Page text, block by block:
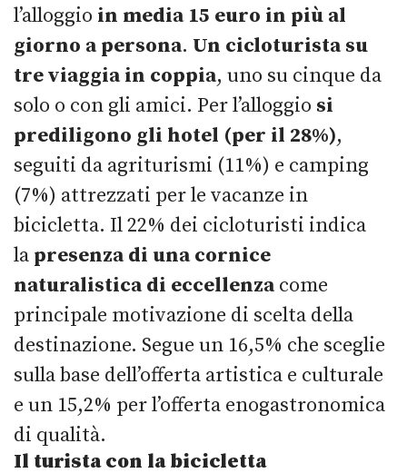
l’alloggio in media 15 euro in più al
giorno a persona. Un cicloturista su
tre viaggia in coppia, uno su cinque da
solo o con gli amici. Per l’alloggio si
prediligono gli hotel (per il 28%),
seguiti da agriturismi (11%) e camping
(7%) attrezzati per le vacanze in
bicicletta. Il 22% dei cicloturisti indica
la presenza di una cornice
naturalistica di eccellenzacome
principale motivazione di scelta della
destinazione. Segue un 16,5% che sceglie
sulla base dell’offerta artistica e culturale
e un 15,2% per l’offerta enogastronomica
di qualità.
Il turista con la bicicletta